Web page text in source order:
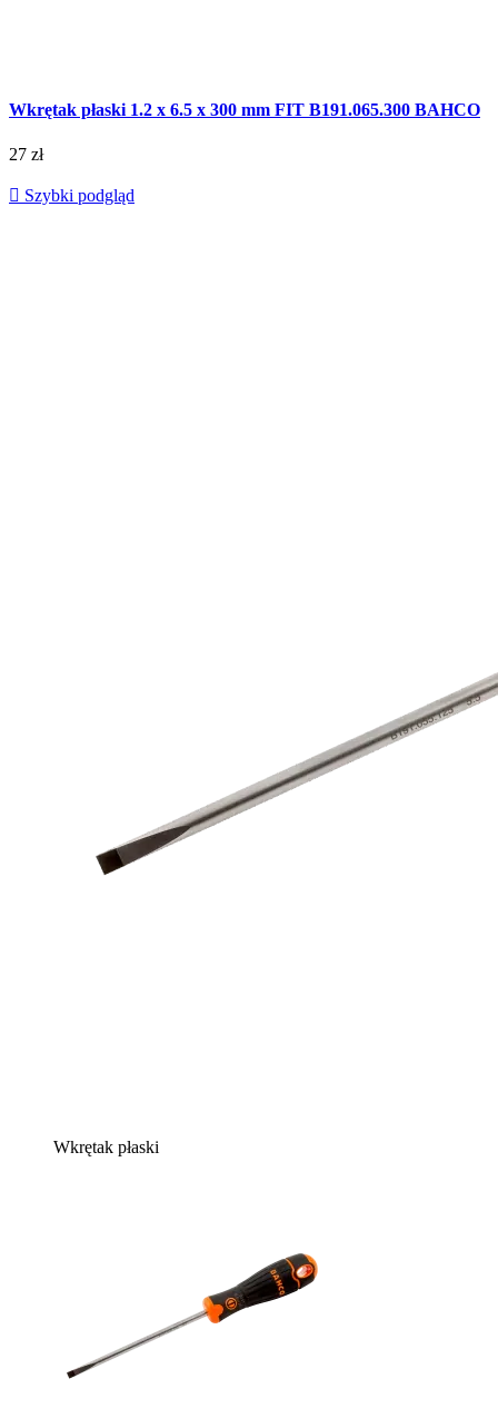
Wkrętak płaski 1.2 x 6.5 x 300 mm FIT B191.065.300 BAHCO
27 zł
 Szybki podgląd
Wkrętak płaski